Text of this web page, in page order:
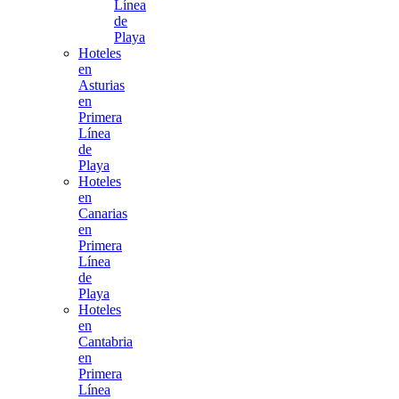
Línea
de
Playa
Hoteles
en
Asturias
en
Primera
Línea
de
Playa
Hoteles
en
Canarias
en
Primera
Línea
de
Playa
Hoteles
en
Cantabria
en
Primera
Línea